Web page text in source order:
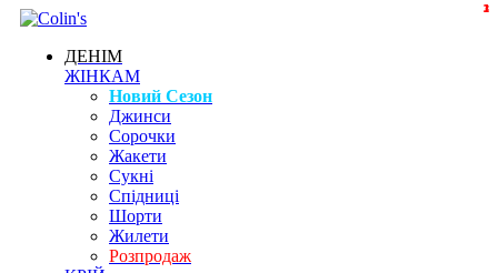
ДЕНІМ
ЖІНКАМ
Новий Сезон
Джинси
Сорочки
Жакети
Сукні
Спідниці
Шорти
Жилети
Розпродаж
3
2
1